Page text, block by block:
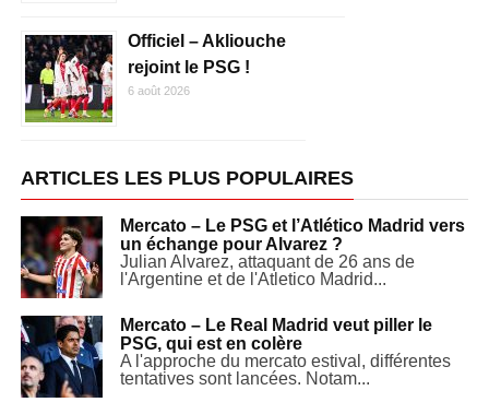
Officiel – Akliouche
rejoint le PSG !
6 août 2026
ARTICLES LES PLUS POPULAIRES
Mercato – Le PSG et l’Atlético Madrid vers
un échange pour Alvarez ?
Julian Alvarez, attaquant de 26 ans de
l'Argentine et de l'Atletico Madrid...
Mercato – Le Real Madrid veut piller le
PSG, qui est en colère
A l'approche du mercato estival, différentes
tentatives sont lancées. Notam...